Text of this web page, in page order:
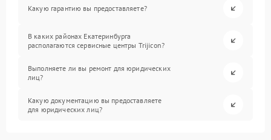
Какую гарантию вы предоставляете?
В каких районах Екатеринбурга
располагаются сервисные центры Trijicon?
Выполняете ли вы ремонт для юридических
лиц?
Какую документацию вы предоставляете
для юридических лиц?